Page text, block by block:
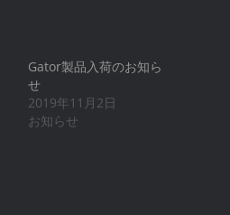
Gator製品入荷のお知ら
せ
2019年11月2日
お知らせ